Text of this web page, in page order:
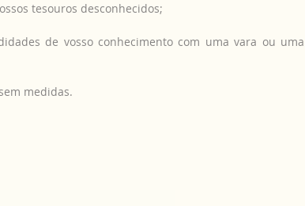
tesouros desconhecidos;
de vosso conhecimento com uma vara ou uma
medidas.